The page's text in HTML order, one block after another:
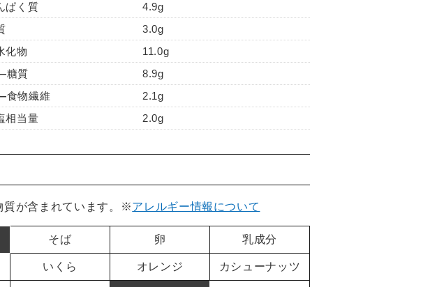
ぱく質
4.9g
3.0g
化物
11.0g
糖質
8.9g
食物繊維
2.1g
相当量
2.0g
が含まれています。 ※アレルギー情報について
そば 卵 乳成分
いくら オレンジ カシューナッツ